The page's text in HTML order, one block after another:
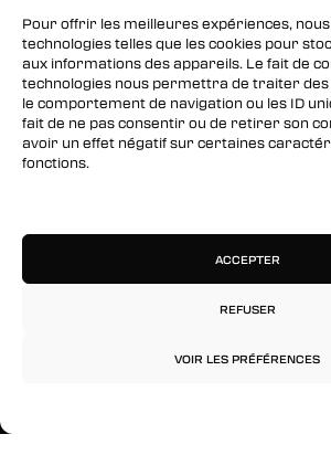
Pour offrir les meilleures expériences,
technologies telles que les cookies pour
aux informations des appareils. Le fait de
technologies nous permettra de traiter des
le comportement de navigation ou les ID
fait de ne pas consentir ou de retirer son
avoir un effet négatif sur certaines
fonctions.
ACCEPTER
REFUSER
VOIR LES PRÉFÉRENCES
Facebook
Twitter
Instagram
RESTEZ INFORMÉS
arrivages, des ventes, du